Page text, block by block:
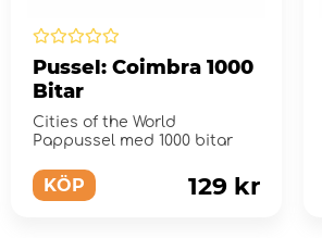
Pussel: Coimbra 1000
Bitar
Cities of the World
Pappussel med 1000 bitar
KÖP 129 kr